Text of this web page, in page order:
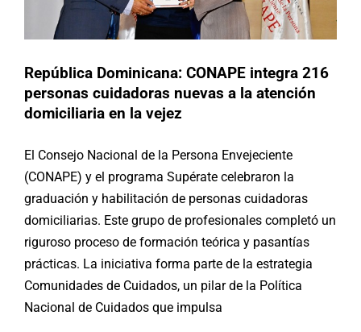
República Dominicana: CONAPE integra 216
personas cuidadoras nuevas a la atención
domiciliaria en la vejez
El Consejo Nacional de la Persona Envejeciente
(CONAPE) y el programa Supérate celebraron la
graduación y habilitación de personas cuidadoras
domiciliarias. Este grupo de profesionales completó un
riguroso proceso de formación teórica y pasantías
prácticas. La iniciativa forma parte de la estrategia
Comunidades de Cuidados, un pilar de la Política
Nacional de Cuidados que impulsa